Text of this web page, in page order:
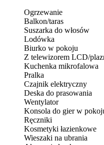
Ogrzewanie
Balkon/taras
Suszarka do włosów
Lodówka
Biurko w pokoju
Z telewizorem LCD/
Kuchenka mikrofalowa
Pralka
Czajnik elektryczny
Deska do prasowania
Wentylator
Konsola do gier w
Ręczniki
Kosmetyki łazienkowe
Wieszaki na ubrania